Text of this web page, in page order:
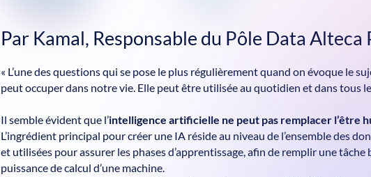
Par Kamal, Responsable du Pôle Data Alteca
« L’une des questions qui se pose le plus régulièrement quand on évoque le
peut occuper dans notre vie. Elle peut être utilisée au quotidien et dans tous
Il semble évident que l’intelligence artificielle ne peut pas remplacer l’être
L’ingrédient principal pour créer une IA réside au niveau de l’ensemble des
et utilisées pour assurer les phases d’apprentissage, afin de remplir une
puissance de calcul d’une machine.